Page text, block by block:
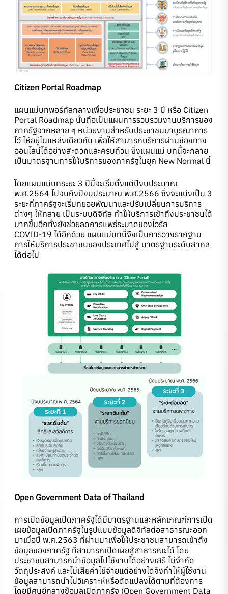
Citizen Portal Roadmap
แผนแม่บทพอร์ทัลกลางเพื่อประชาชน ระยะ 3 ปี หรือ Citizen
Portal Roadmap นั้นถือเป็นแผนการรวบรวมงานบริการของ
ภาครัฐจากหลาย ๆ หน่วยงานสำหรับประชาชนมาบูรณาการ
ไว้ ให้อยู่ในแหล่งเดียวกัน เพื่อให้สามารถบริการผ่านช่องทาง
ออนไลน์ได้อย่างสะดวกและครบถ้วน ซึ่งแผนแม่ บทนี้จะกลาย
เป็นมาตรฐานการให้บริการของภาครัฐในยุค New Normal นี้
โดยแผนแม่บทระยะ 3 ปีนี้จะเริ่มตั้งแต่ปีงบประมาณ
พ.ศ.2564 ไปจนถึงปีงบประมาณ พ.ศ.2566 ซึ่งจะแบ่งเป็น 3
ระยะที่ภาครัฐจะเริ่มทยอยพัฒนาและปรับเปลี่ยนการบริการ
ต่างๆ ให้กลาย เป็นระบบดิจิทัล ทำให้บริการเข้าถึงประชาชนได้
มากขึ้นอีกทั้งยังช่วยลดการแพร่ระบาดของไวรัส
COVID-19 ได้อีกด้วย แผนแม่บทนี้จึงเป็นการวางรากฐาน
การให้บริการประชาชนของประเทศไปสู่ มาตรฐานระดับสากล
ได้ต่อไป
Open Government Data of Thailand
การเปิดข้อมูลเปิดภาครัฐได้มีมาตรฐานและหลักเกณฑ์การเปิด
เผยข้อมูลเปิดภาครัฐในรูปแบบข้อมูลดิจิทัลต่อสาธารณะออก
มาเมื่อปี พ.ศ.2563 ที่ผ่านมาเพื่อให้ประชาชนสามารถเข้าถึง
ข้อมูลของภาครัฐ ที่สามารถเปิดเผยสู่สาธารณะได้ โดย
ประชาชนสามารถนำข้อมูลไปใช้งานได้อย่างเสรี ไม่จำกัด
วัตถุประสงค์ และไม่เสียค่าใช้จ่ายแต่อย่างใดจึงทำให้ผู้ใช้งาน
ข้อมูลสามารถนำไปวิเคราะห์หรือดัดแปลงได้ตามที่ต้องการ
โดยมีศูนย์กลางข้อมูลเปิดภาครัฐ (Open Government Data